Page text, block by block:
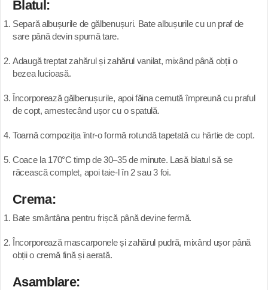
Blatul:
Separă albușurile de gălbenușuri. Bate albușurile cu un praf de
sare până devin spumă tare.
Adaugă treptat zahărul și zahărul vanilat, mixând până obții o
bezea lucioasă.
Încorporează gălbenușurile, apoi făina cernută împreună cu praful
de copt, amestecând ușor cu o spatulă.
Toarnă compoziția într-o formă rotundă tapetată cu hârtie de copt.
Coace la 170°C timp de 30–35 de minute. Lasă blatul să se
răcească complet, apoi taie-l în 2 sau 3 foi.
Crema:
Bate smântâna pentru frișcă până devine fermă.
Încorporează mascarponele și zahărul pudră, mixând ușor până
obții o cremă fină și aerată.
Asamblare: